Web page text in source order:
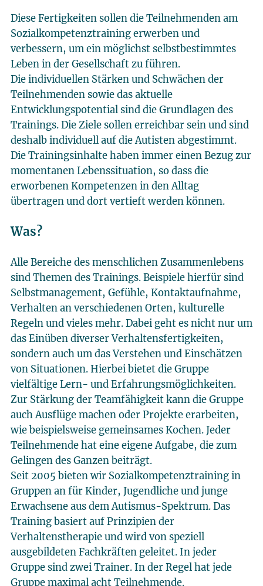
Diese Fertigkeiten sollen die Teilnehmenden am
Sozialkompetenztraining erwerben und
verbessern, um ein möglichst selbstbestimmtes
Leben in der Gesellschaft zu führen.
Die individuellen Stärken und Schwächen der
Teilnehmenden sowie das aktuelle
Entwicklungspotential sind die Grundlagen des
Trainings. Die Ziele sollen erreichbar sein und sind
deshalb individuell auf die Autisten abgestimmt.
Die Trainingsinhalte haben immer einen Bezug zur
momentanen Lebenssituation, so dass die
erworbenen Kompetenzen in den Alltag
übertragen und dort vertieft werden können.
Was?
Alle Bereiche des menschlichen Zusammenlebens
sind Themen des Trainings. Beispiele hierfür sind
Selbstmanagement, Gefühle, Kontaktaufnahme,
Verhalten an verschiedenen Orten, kulturelle
Regeln und vieles mehr. Dabei geht es nicht nur um
das Einüben diverser Verhaltensfertigkeiten,
sondern auch um das Verstehen und Einschätzen
von Situationen. Hierbei bietet die Gruppe
vielfältige Lern- und Erfahrungsmöglichkeiten.
Zur Stärkung der Teamfähigkeit kann die Gruppe
auch Ausflüge machen oder Projekte erarbeiten,
wie beispielsweise gemeinsames Kochen. Jeder
Teilnehmende hat eine eigene Aufgabe, die zum
Gelingen des Ganzen beiträgt.
Seit 2005 bieten wir Sozialkompetenztraining in
Gruppen an für Kinder, Jugendliche und junge
Erwachsene aus dem Autismus-Spektrum. Das
Training basiert auf Prinzipien der
Verhaltenstherapie und wird von speziell
ausgebildeten Fachkräften geleitet. In jeder
Gruppe sind zwei Trainer. In der Regel hat jede
Gruppe maximal acht Teilnehmende.